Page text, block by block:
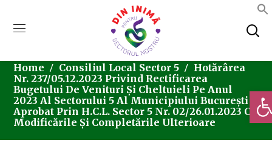
Home Consiliul Local Sector 5
Hotărârea
Nr. 237/05.12.2023 Privind Rectificarea
Bugetului De Venituri Și Cheltuieli Pe Anul
2023 Al Sectorului 5 Al Municipiului București
Aprobat Prin H.C.L. Sector 5 Nr. 02/26.01.2023 Cu
Modificările Și Completările Ulterioare